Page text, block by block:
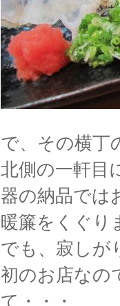
で、その横丁
北側の一軒
器の納品では
暖簾をくぐり
でも、寂しが
初のお店なの
て・・・